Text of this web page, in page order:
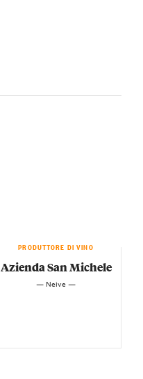
PRODUTTORE DI VINO
Azienda San Michele
— Neive —